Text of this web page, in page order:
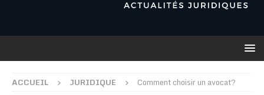
ACCUEIL JURIDIQUE Comment choisir un avocat?